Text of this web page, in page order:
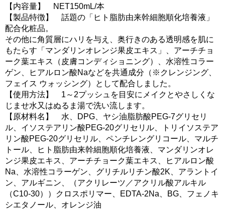
【内容量】 NET150mL/本
【製品特徴】 話題の「ヒト脂肪由来幹細胞順化培養液」
配合化粧品。
その他に角質層にハリを与え、奥行きのある透明感を肌に
もたらす「マンダリンオレンジ果皮エキス」、アーチチョ
ーク葉エキス（皮膚コンディショニング）、水溶性コラー
ゲン、ヒアルロン酸Naなどを共通成分（※クレンジング、
フェイス ウォッシング）として配合しました。
【使用方法】 1～2プッシュを目安にメイクとやさしくな
じませ水又はぬるま湯で洗い流します。
【原材料名】 水、DPG、ヤシ油脂肪酸PEG-7グリセリ
ル、イソステアリン酸PEG-20グリセリル、トリイソステア
リン酸PEG-20グリセリル、ペンチレングリコール、マルチ
トール、ヒト脂肪由来幹細胞順化培養液、マンダリンオレ
ンジ果皮エキス、アーチチョーク葉エキス、ヒアルロン酸
Na、水溶性コラーゲン、グリチルリチン酸2K、アラントイ
ン、アルギニン、（アクリレーツ／アクリル酸アルキル
（C10-30））クロスポリマー、EDTA-2Na、BG、フェノキ
シエタノール、オレンジ油